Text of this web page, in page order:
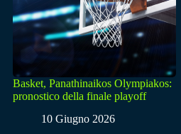
Basket, Panathinaikos Olympiakos:
pronostico della finale playoff
10 Giugno 2026